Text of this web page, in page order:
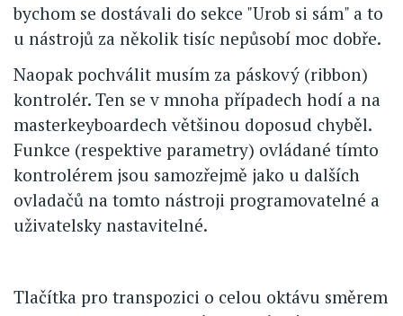
bychom se dostávali do sekce "Urob si sám" a to
u nástrojů za několik tisíc nepůsobí moc dobře.
Naopak pochválit musím za páskový (ribbon)
kontrolér. Ten se v mnoha případech hodí a na
masterkeyboardech většinou doposud chyběl.
Funkce (respektive parametry) ovládané tímto
kontrolérem jsou samozřejmě jako u dalších
ovladačů na tomto nástroji programovatelné a
uživatelsky nastavitelné.
Tlačítka pro transpozici o celou oktávu směrem